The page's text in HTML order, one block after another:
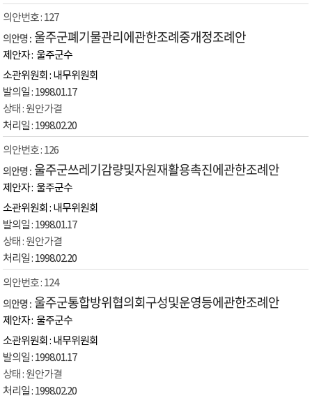
127
울주군폐기물관리에관한조례중개정조례안
울주군수
내무위원회
1998.01.17
원안가결
1998.02.20
126
울주군쓰레기감량및자원재활용촉진에관한조례안
울주군수
내무위원회
1998.01.17
원안가결
1998.02.20
124
울주군통합방위협의회구성및운영등에관한조례안
울주군수
내무위원회
1998.01.17
원안가결
1998.02.20